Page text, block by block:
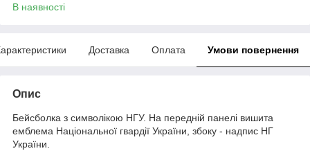
В наявності
Доставка Оплата Умови повернення
Опис
Бейсболка з символікою НГУ. На передній панелі вишита
емблема Національної гвардії України, збоку - надпис НГ
України.